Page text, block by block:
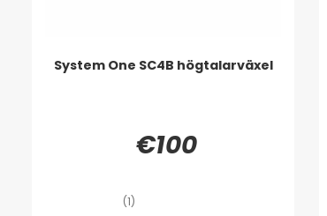
System One SC4B högtalarväxel
€100
(1)